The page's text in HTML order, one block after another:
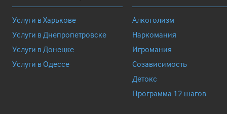
Услуги в Харькове
Услуги в Днепропетровске
Услуги в Донецке
Услуги в Одессе
Алкоголизм
Наркомания
Игромания
Созависимость
Детокс
Программа 12 шагов